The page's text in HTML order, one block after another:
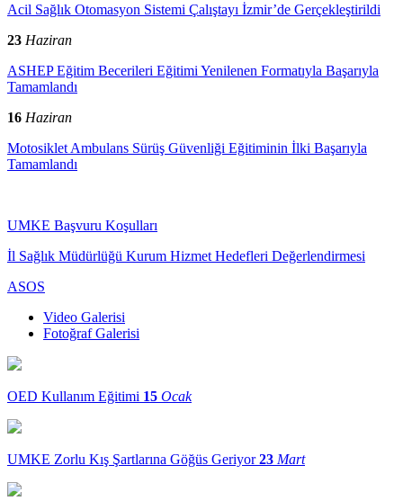
Acil Sağlık Otomasyon Sistemi Çalıştayı İzmir’de Gerçekleştirildi
23 Haziran
ASHEP Eğitim Becerileri Eğitimi Yenilenen Formatıyla Başarıyla
Tamamlandı
16 Haziran
Motosiklet Ambulans Sürüş Güvenliği Eğitiminin İlki Başarıyla
Tamamlandı
UMKE Başvuru Koşulları
İl Sağlık Müdürlüğü Kurum Hizmet Hedefleri Değerlendirmesi
ASOS
Video Galerisi
Fotoğraf Galerisi
OED Kullanım Eğitimi 15 Ocak
UMKE Zorlu Kış Şartlarına Göğüs Geriyor23 Mart